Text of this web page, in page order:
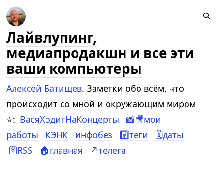
Лайвлупинг,
медиапродакшн и все эти
ваши компьютеры
Алексей Батищев. Заметки обо всём, что
происходит со мной и окружающим миром
⭐: ВасяХодитНаКонцерты
📸🎥мои
работы
КЭНК инфобез #️⃣теги
🗓️даты
🛜RSS
🏠главная ↗️телега